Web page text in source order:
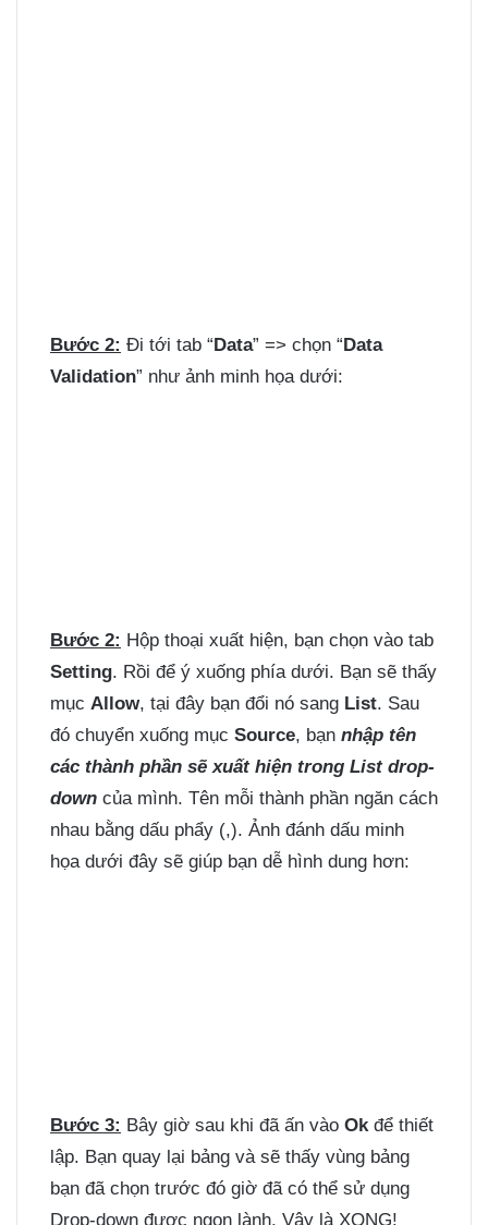
Bước 2: Đi tới tab “ Data” => chọn “ Data
Validation” như ảnh minh họa dưới:
Bước 2: Hộp thoại xuất hiện, bạn chọn vào tab
Setting. Rồi để ý xuống phía dưới. Bạn sẽ thấy
mục Allow, tại đây bạn đổi nó sang List. Sau
đó chuyển xuống mục Source, bạn nhập tên
các thành phần sẽ xuất hiện trong List drop-
down của mình. Tên mỗi thành phần ngăn cách
nhau bằng dấu phẩy (,). Ảnh đánh dấu minh
họa dưới đây sẽ giúp bạn dễ hình dung hơn:
Bước 3: Bây giờ sau khi đã ấn vào Okđể thiết
lập. Bạn quay lại bảng và sẽ thấy vùng bảng
bạn đã chọn trước đó giờ đã có thể sử dụng
Drop-down được ngon lành. Vậy là XONG!